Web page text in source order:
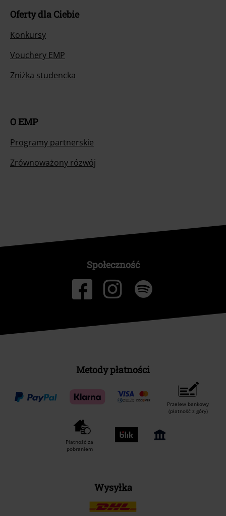
Oferty dla Ciebie
Konkursy
Vouchery EMP
Zniżka studencka
O EMP
Programy partnerskie
Zrównoważony rózwój
Społeczność
Metody płatności
Przelew bankowy
(płatność z góry)
Płatność za
pobraniem
Wysyłka